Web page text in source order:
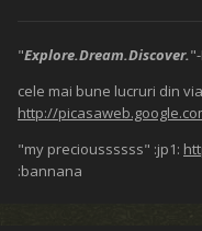
"Explore.Dream.Discover.
cele mai bune lucruri din
http://
"my precioussssss" :jp1:
:bannana